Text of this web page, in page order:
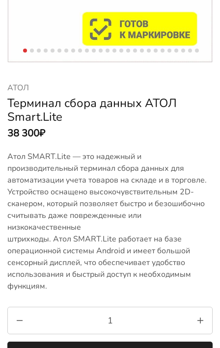
АТОЛ
Терминал сбора данных АТОЛ
Smart.Lite
38 300₽
Атол SMART.Lite — это надежный и
производительный терминал сбора данных для
автоматизации учета товаров на складе и в торговле.
Устройство оснащено высокочувствительным 2D-
сканером, который позволяет быстро и безошибочно
считывать даже поврежденные или
низкокачественные
штрихкоды. Атол SMART.Lite работает на базе
операционной системы Android и имеет большой
сенсорный дисплей, что обеспечивает удобство
использования и быстрый доступ к необходимым
функциям.